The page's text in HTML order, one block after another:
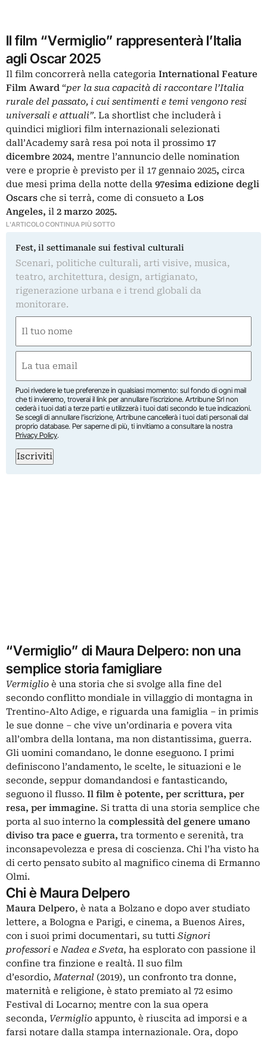
Il film “Vermiglio” rappresenterà l’Italia
agli Oscar 2025
Il film concorrerà nella categoria International Feature
Film Award “per la sua capacità di raccontare l’Italia
rurale del passato, i cui sentimenti e temi vengono resi
universali e attuali”. La shortlist che includerà i
quindici migliori film internazionali selezionati
dall’Academy sarà resa poi nota il prossimo 17
dicembre 2024, mentre l’annuncio delle nomination
vere e proprie è previsto per il 17 gennaio 2025, circa
due mesi prima della notte della 97esima edizione degli
Oscars che si terrà, come di consueto a Los
Angeles, il 2 marzo 2025.
L'ARTICOLO CONTINUA PIÙ SOTTO
Fest, il settimanale sui festival culturali
Scenari, politiche culturali, arti visive, musica,
teatro, architettura, design, artigianato,
rigenerazione urbana e i trend globali da
monitorare.
(Required)
First
(Required)
Puoi rivedere le tue preferenze in qualsiasi momento: sul fondo di ogni mail
che ti invieremo, troverai il link per annullare l’iscrizione. Artribune Srl non
cederà i tuoi dati a terze parti e utilizzerà i tuoi dati secondo le tue indicazioni.
Se scegli di annullare l’iscrizione, Artribune cancellerà i tuoi dati personali dal
proprio database. Per saperne di più, ti invitiamo a consultare la nostra
Privacy Policy.
Iscriviti
“Vermiglio” di Maura Delpero: non una
semplice storia famigliare
Vermiglio è una storia che si svolge alla fine del
secondo conflitto mondiale in villaggio di montagna in
Trentino-Alto Adige, e riguarda una famiglia – in primis
le sue donne – che vive un’ordinaria e povera vita
all’ombra della lontana, ma non distantissima, guerra.
Gli uomini comandano, le donne eseguono. I primi
definiscono l’andamento, le scelte, le situazioni e le
seconde, seppur domandandosi e fantasticando,
seguono il flusso. Il film è potente, per scrittura, per
resa, per immagine. Si tratta di una storia semplice che
porta al suo interno la complessità del genere umano
diviso tra pace e guerra, tra tormento e serenità, tra
inconsapevolezza e presa di coscienza. Chi l’ha visto ha
di certo pensato subito al magnifico cinema di Ermanno
Olmi.
Chi è Maura Delpero
Maura Delpero, è nata a Bolzano e dopo aver studiato
lettere, a Bologna e Parigi, e cinema, a Buenos Aires,
con i suoi primi documentari, su tutti Signori
professori e Nadea e Sveta, ha esplorato con passione il
confine tra finzione e realtà. Il suo film
d’esordio,Maternal (2019), un confronto tra donne,
maternità e religione, è stato premiato al 72 esimo
Festival di Locarno; mentre con la sua opera
seconda, Vermiglio appunto, è riuscita ad imporsi e a
farsi notare dalla stampa internazionale. Ora, dopo